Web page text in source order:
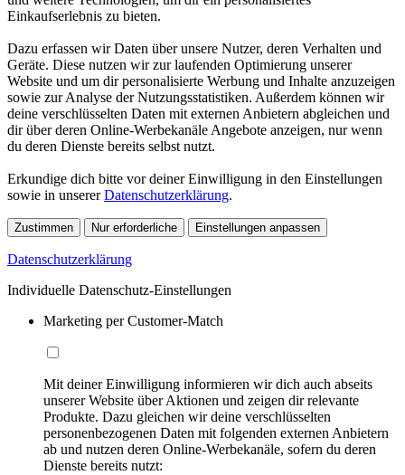
Einkaufserlebnis zu bieten.
Dazu erfassen wir Daten über unsere Nutzer, deren Verhalten und
Geräte. Diese nutzen wir zur laufenden Optimierung unserer
Website und um dir personalisierte Werbung und Inhalte anzuzeigen
sowie zur Analyse der Nutzungsstatistiken. Außerdem können wir
deine verschlüsselten Daten mit externen Anbietern abgleichen und
dir über deren Online-Werbekanäle Angebote anzeigen, nur wenn
du deren Dienste bereits selbst nutzt.
Erkundige dich bitte vor deiner Einwilligung in den Einstellungen
sowie in unsererDatenschutzerklärung.
Zustimmen Nur erforderliche Einstellungen anpassen
Datenschutzerklärung
Individuelle Datenschutz-Einstellungen
Marketing per Customer-Match
Mit deiner Einwilligung informieren wir dich auch abseits
unserer Website über Aktionen und zeigen dir relevante
Produkte. Dazu gleichen wir deine verschlüsselten
personenbezogenen Daten mit folgenden externen Anbietern
ab und nutzen deren Online-Werbekanäle, sofern du deren
Dienste bereits nutzt: